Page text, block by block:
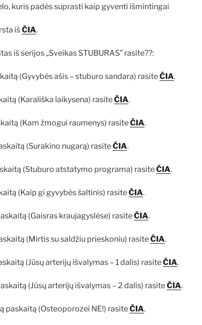
kuris padės suprasti kaip gyventi išmintingai
išČIA.
iš serijos „Sveikas STUBURAS” rasite??:
(Gyvybės ašis – stuburo sandara) rasiteČIA.
(Karališka laikysena) rasiteČIA.
(Kam žmogui raumenys) rasiteČIA.
(Surakino nugarą) rasiteČIA.
(Stuburo atstatymo programa) rasiteČIA.
(Kaip gi gyvybės šaltinis) rasiteČIA.
(Gaisras kraujagyslėse) rasiteČIA.
(Mirtis su saldžiu prieskoniu) rasiteČIA.
(Jūsų arterijų išvalymas – 1 dalis) rasiteČIA.
(Jūsų arterijų išvalymas – 2 dalis) rasiteČIA.
paskaitą (Osteoporozei NE!) rasiteČIA.